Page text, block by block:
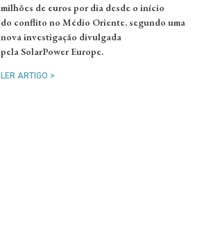
milhões de euros por dia desde o início
do conflito no Médio Oriente, segundo uma
nova investigação divulgada
pela SolarPower Europe.
LER ARTIGO >